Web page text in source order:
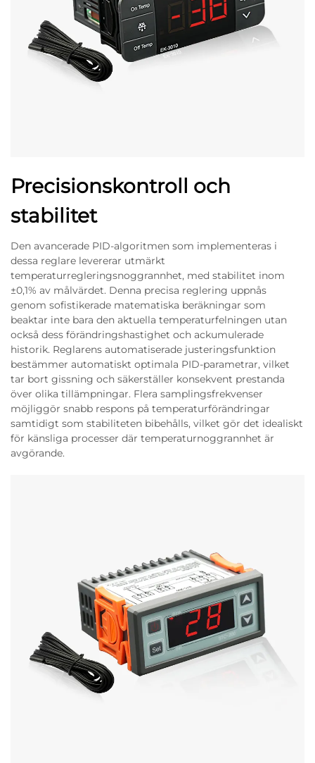
Precisionskontroll och
stabilitet
Den avancerade PID-algoritmen som implementeras i
dessa reglare levererar utmärkt
temperaturregleringsnoggrannhet, med stabilitet inom
±0,1% av målvärdet. Denna precisa reglering uppnås
genom sofistikerade matematiska beräkningar som
beaktar inte bara den aktuella temperaturfelningen utan
också dess förändringshastighet och ackumulerade
historik. Reglarens automatiserade justeringsfunktion
bestämmer automatiskt optimala PID-parametrar, vilket
tar bort gissning och säkerställer konsekvent prestanda
över olika tillämpningar. Flera samplingsfrekvenser
möjliggör snabb respons på temperaturförändringar
samtidigt som stabiliteten bibehålls, vilket gör det idealiskt
för känsliga processer där temperaturnoggrannhet är
avgörande.